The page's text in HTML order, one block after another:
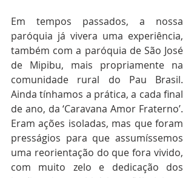
Em tempos passados, a nossa
paróquia já vivera uma experiência,
também com a paróquia de São José
de Mipibu, mais propriamente na
comunidade rural do Pau Brasil.
Ainda tínhamos a prática, a cada final
de ano, da ‘Caravana Amor Fraterno’.
Eram ações isoladas, mas que foram
presságios para que assumíssemos
uma reorientação do que fora vivido,
com muito zelo e dedicação dos